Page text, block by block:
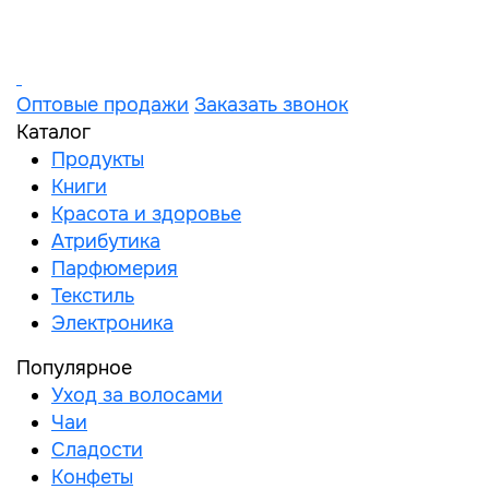
Оптовые продажи Заказать звонок
Каталог
Продукты
Книги
Красота и здоровье
Атрибутика
Парфюмерия
Текстиль
Электроника
Популярное
Уход за волосами
Чаи
Сладости
Конфеты